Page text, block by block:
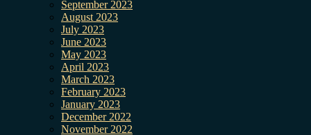
September 2023
August 2023
July 2023
June 2023
May 2023
April 2023
March 2023
February 2023
January 2023
December 2022
November 2022